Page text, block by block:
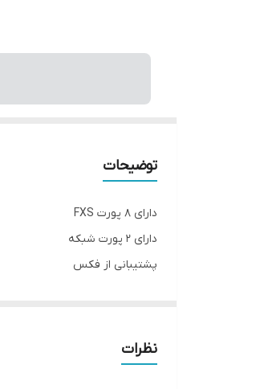
توضیحات
دارای 8 پورت FXS
دارای 2 پورت شبکه
پشتیبانی از فکس
پشتیبانی از POE
دارا ی LED نمایشگر
نظرات